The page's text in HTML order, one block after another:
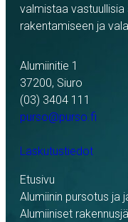
valmistaa vastuullisia
rakentamiseen ja
Alumiinitie 1
37200, Siuro
(03) 3404 111
purso@purso.fi
Laskutustiedot
Etusivu
Alumiinin pursotus ja
Alumiiniset